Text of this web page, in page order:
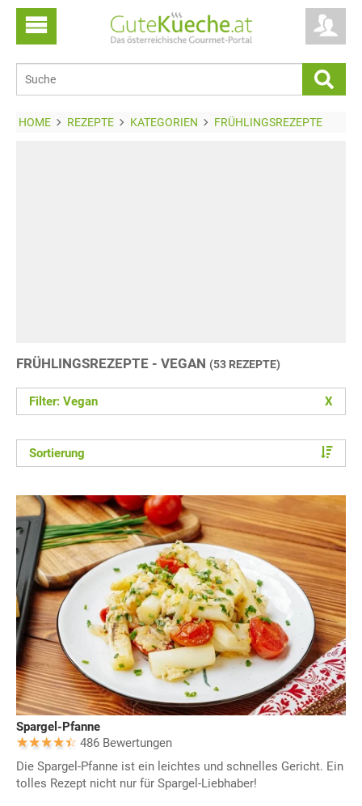
HOME REZEPTE KATEGORIEN FRÜHLINGSREZEPTE
FRÜHLINGSREZEPTE - VEGAN (53 REZEPTE)
Filter: Vegan X
Sortierung
Spargel-Pfanne
486 Bewertungen
Die Spargel-Pfanne ist ein leichtes und schnelles Gericht. Ein
tolles Rezept nicht nur für Spargel-Liebhaber!